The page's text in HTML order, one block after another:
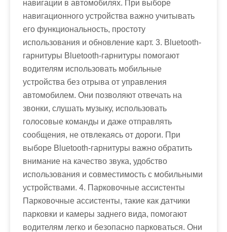
навигации в автомобилях. При выборе
навигационного устройства важно учитывать
его функциональность, простоту
использования и обновление карт. 3. Bluetooth-
гарнитуры Bluetooth-гарнитуры помогают
водителям использовать мобильные
устройства без отрыва от управления
автомобилем. Они позволяют отвечать на
звонки, слушать музыку, использовать
голосовые команды и даже отправлять
сообщения, не отвлекаясь от дороги. При
выборе Bluetooth-гарнитуры важно обратить
внимание на качество звука, удобство
использования и совместимость с мобильными
устройствами. 4. Парковочные ассистенты
Парковочные ассистенты, такие как датчики
парковки и камеры заднего вида, помогают
водителям легко и безопасно парковаться. Они